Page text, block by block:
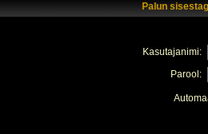
Palun
Kasutajanimi:
Parool: